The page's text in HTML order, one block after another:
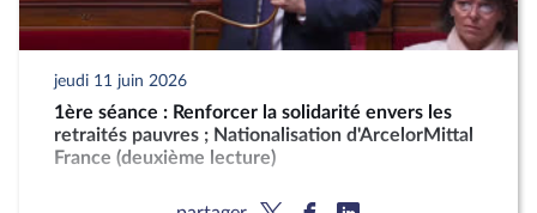
jeudi 11 juin 2026
1ère séance : Renforcer la solidarité envers les
retraités pauvres ; Nationalisation d'ArcelorMittal
France (deuxième lecture)